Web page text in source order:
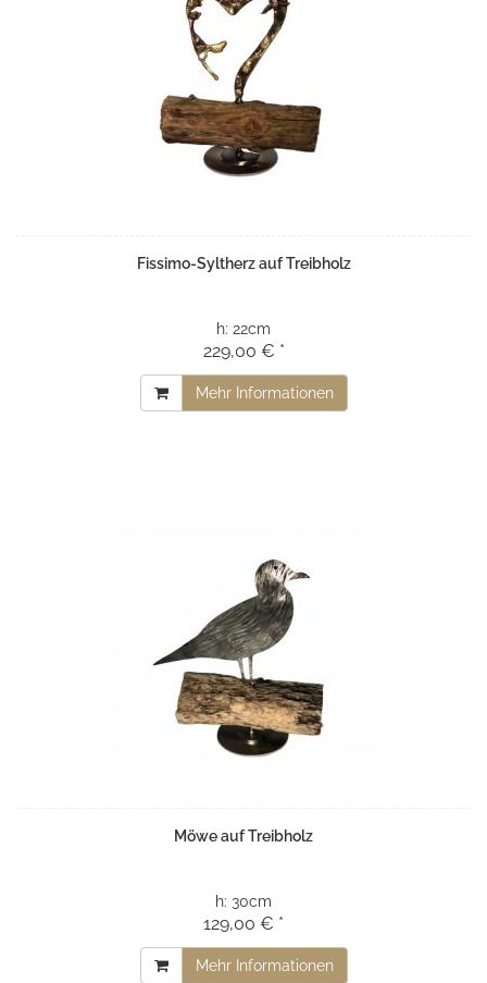
Fissimo-Syltherz auf Treibholz
h: 22cm
229,00 € *
Mehr Informationen
Möwe auf Treibholz
h: 30cm
129,00 € *
Mehr Informationen